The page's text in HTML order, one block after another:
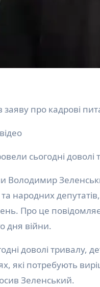
заяву про кадрові
сьогодні доволі
народних
Про це
дня війни.
доволі тривалу,
які потребують
Зеленський.